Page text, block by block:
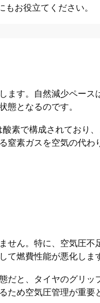
もお役立てください。
ます。自然減少ペース
態となるのです。
素で構成されており
窒素ガスを空気の代わ
せん。特に、空気圧不
燃費性能が悪化しま
だと、タイヤのグリッ
め空気圧管理が重要